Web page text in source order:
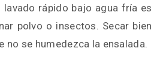
lavado rápido bajo agua fría es
polvo o insectos. Secar bien
no se humedezca la ensalada.